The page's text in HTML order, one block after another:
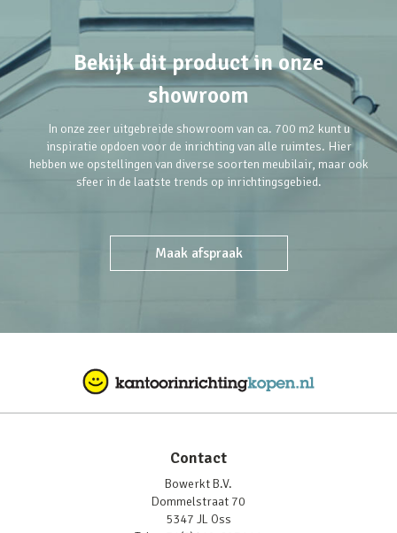
Bekijk dit product in onze
showroom
In onze zeer uitgebreide showroom van ca. 700 m2 kunt u
inspiratie opdoen voor de inrichting van alle ruimtes. Hier
hebben we opstellingen van diverse soorten meubilair, maar ook
sfeer in de laatste trends op inrichtingsgebied.
Maak afspraak
Contact
Bowerkt B.V.
Dommelstraat 70
5347 JL Oss